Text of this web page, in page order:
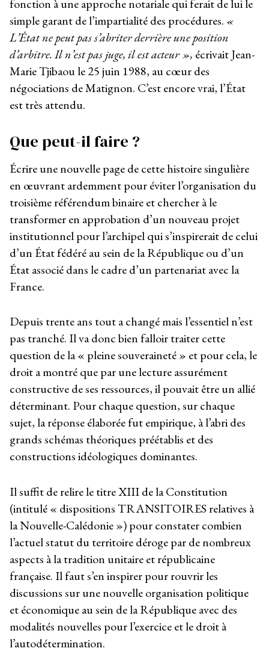
fonction à une approche notariale qui ferait de lui le
simple garant de l’impartialité des procédures. «
L’État ne peut pas s’abriter derrière une position
d’arbitre. Il n’est pas juge, il est acteur », écrivait Jean-
Marie Tjibaou le 25 juin 1988, au cœur des
négociations de Matignon. C’est encore vrai, l’État
est très attendu.
Que peut-il faire ?
Écrire une nouvelle page de cette histoire singulière
en œuvrant ardemment pour éviter l’organisation du
troisième référendum binaire et chercher à le
transformer en approbation d’un nouveau projet
institutionnel pour l’archipel qui s’inspirerait de celui
d’un État fédéré au sein de la République ou d’un
État associé dans le cadre d’un partenariat avec la
France.
Depuis trente ans tout a changé mais l’essentiel n’est
pas tranché. Il va donc bien falloir traiter cette
question de la « pleine souveraineté » et pour cela, le
droit a montré que par une lecture assurément
constructive de ses ressources, il pouvait être un allié
déterminant. Pour chaque question, sur chaque
sujet, la réponse élaborée fut empirique, à l’abri des
grands schémas théoriques préétablis et des
constructions idéologiques dominantes.
Il suffit de relire le titre XIII de la Constitution
(intitulé « dispositions TRANSITOIRES relatives à
la Nouvelle-Calédonie ») pour constater combien
l’actuel statut du territoire déroge par de nombreux
aspects à la tradition unitaire et républicaine
française. Il faut s’en inspirer pour rouvrir les
discussions sur une nouvelle organisation politique
et économique au sein de la République avec des
modalités nouvelles pour l’exercice et le droit à
l’autodétermination.